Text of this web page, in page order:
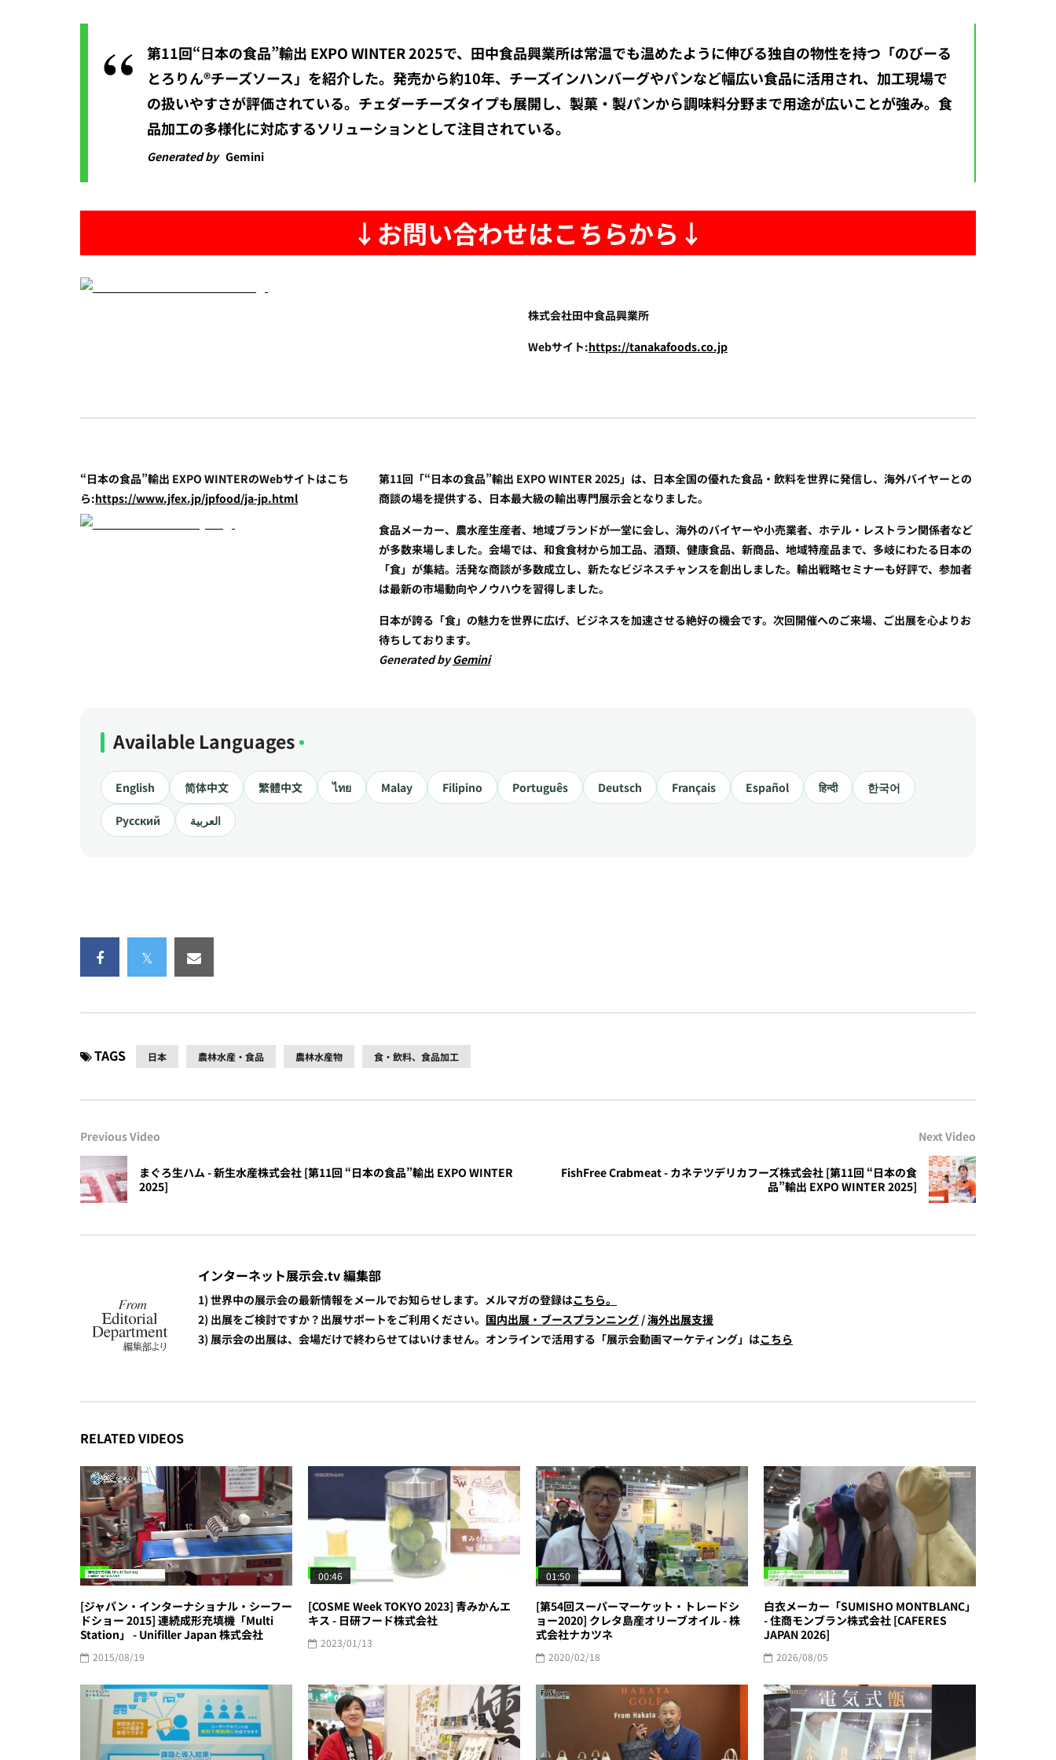
第11回“日本の食品”輸出 EXPO WINTER 2025で、田中食品興業所は常温でも温めたように伸びる独自の物性を持つ「のびーる
とろりん®チーズソース」を紹介した。発売から約10年、チーズインハンバーグやパンなど幅広い食品に活用され、加工現場で
の扱いやすさが評価されている。チェダーチーズタイプも展開し、製菓・製パンから調味料分野まで用途が広いことが強み。食
品加工の多様化に対応するソリューションとして注目されている。
Generated by Gemini
↓お問い合わせはこちらから↓
株式会社田中食品興業所
Webサイト:https://tanakafoods.co.jp
“日本の食品”輸出 EXPO WINTERのWebサイトはこち
ら:https://www.jfex.jp/jpfood/ja-jp.html
第11回「“日本の食品”輸出 EXPO WINTER 2025」は、日本全国の優れた食品・飲料を世界に発信し、海外バイヤーとの
商談の場を提供する、日本最大級の輸出専門展示会となりました。
食品メーカー、農水産生産者、地域ブランドが一堂に会し、海外のバイヤーや小売業者、ホテル・レストラン関係者など
が多数来場しました。会場では、和食食材から加工品、酒類、健康食品、新商品、地域特産品まで、多岐にわたる日本の
「食」が集結。活発な商談が多数成立し、新たなビジネスチャンスを創出しました。輸出戦略セミナーも好評で、参加者
は最新の市場動向やノウハウを習得しました。
日本が誇る「食」の魅力を世界に広げ、ビジネスを加速させる絶好の機会です。次回開催へのご来場、ご出展を心よりお
待ちしております。
Generated byGemini
Available Languages
English 简体中文 繁體中文 ไทย Malay Filipino Português Deutsch Français Español हिन्दी 한국어
Русский العربية
TAGS 日本 農林水産・食品 農林水産物 食・飲料、食品加工
Previous Video
まぐろ生ハム - 新生水産株式会社 [第11回 “日本の食品”輸出 EXPO WINTER
2025]
Next Video
FishFree Crabmeat - カネテツデリカフーズ株式会社 [第11回 “日本の食
品”輸出 EXPO WINTER 2025]
インターネット展示会.tv 編集部
1) 世界中の展示会の最新情報をメールでお知らせします。メルマガの登録はこちら。
2) 出展をご検討ですか？出展サポートをご利用ください。 国内出展・ブースプランニング /海外出展支援
3) 展示会の出展は、会場だけで終わらせてはいけません。オンラインで活用する「展示会動画マーケティング」はこちら
RELATED VIDEOS
[ジャパン・インターナショナル・シーフー
ドショー 2015] 連続成形充填機「Multi
Station」 - Unifiller Japan 株式会社
2015/08/19
00:46
[COSME Week TOKYO 2023] 青みかんエ
キス - 日研フード株式会社
2023/01/13
01:50
[第54回スーパーマーケット・トレードシ
ョー2020] クレタ島産オリーブオイル - 株
式会社ナカツネ
2020/02/18
白衣メーカー「SUMISHO MONTBLANC」
- 住商モンブラン株式会社 [CAFERES
JAPAN 2026]
2026/08/05